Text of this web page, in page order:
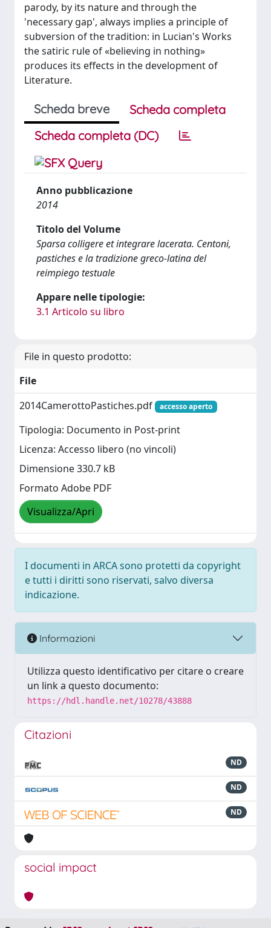
parody, by its nature and through the
'necessary gap', always implies a principle of
subversion of the tradition: in Lucian's Works
the satiric rule of «believing in nothing»
produces its effects in the development of
Literature.
Scheda breve
Scheda completa
Scheda completa (DC)
Anno pubblicazione
2014
Titolo del Volume
Sparsa colligere et integrare lacerata. Centoni,
pastiches e la tradizione greco-latina del
reimpiego testuale
Appare nelle tipologie:
3.1 Articolo su libro
File in questo prodotto:
File
2014CamerottoPastiches.pdf
accesso aperto
Tipologia: Documento in Post-print
Licenza: Accesso libero (no vincoli)
Dimensione 330.7 kB
Formato Adobe PDF
Visualizza/Apri
I documenti in ARCA sono protetti da copyright
e tutti i diritti sono riservati, salvo diversa
indicazione.
Informazioni
Utilizza questo identificativo per citare o creare
un link a questo documento:
https://hdl.handle.net/10278/43888
Citazioni
ND
ND
ND
social impact